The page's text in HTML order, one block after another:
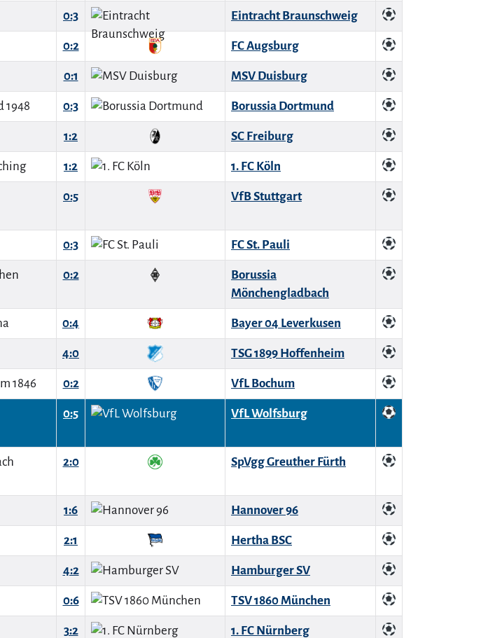
0:3 Eintracht Braunschweig
0:2 FC Augsburg
0:1 MSV Duisburg
0:3 Borussia Dortmund
1:2 SC Freiburg
1:2 1. FC Köln
0:5 VfB Stuttgart
0:3 FC St. Pauli
0:2
Borussia
Mönchengladbach
0:4 Bayer 04 Leverkusen
4:0 TSG 1899 Hoffenheim
0:2 VfL Bochum
0:5 VfL Wolfsburg
2:0 SpVgg Greuther Fürth
1:6 Hannover 96
2:1 Hertha BSC
4:2 Hamburger SV
0:6 TSV 1860 München
3:2 1. FC Nürnberg